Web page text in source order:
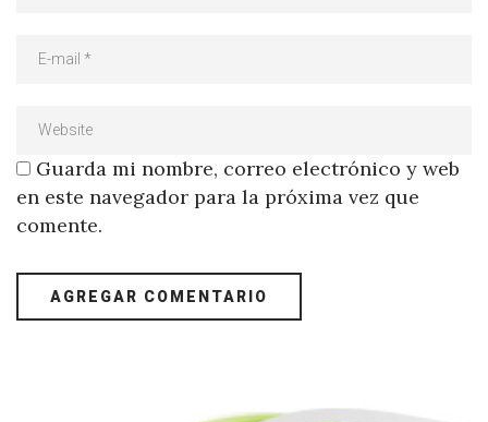
Guarda mi nombre, correo electrónico y web
en este navegador para la próxima vez que
comente.